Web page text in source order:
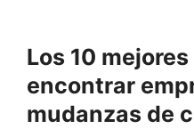
Los 10
encontrar
mudanzas de